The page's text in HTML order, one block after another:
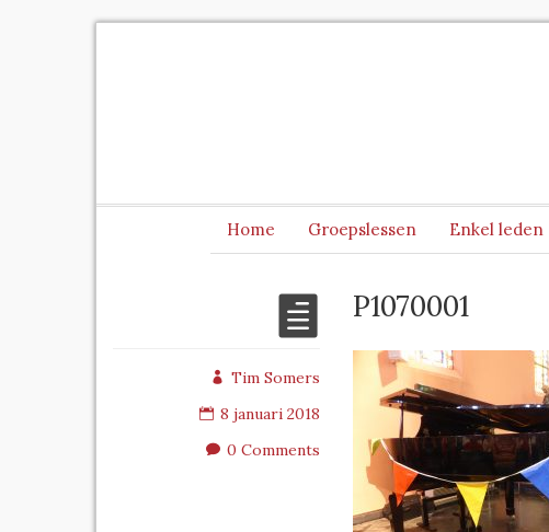
Home Groepslessen Enkel leden
Tim Somers
8 januari 2018
0 Comments
P1070001